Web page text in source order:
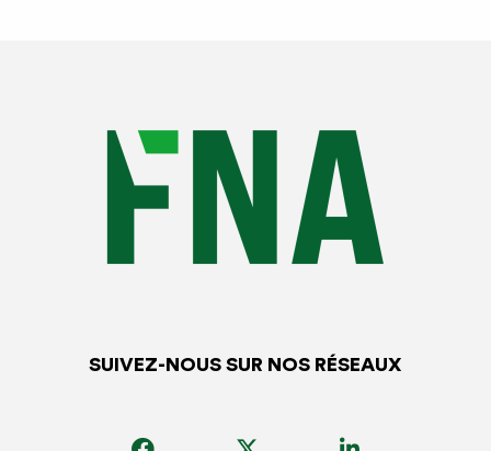
SUIVEZ-NOUS SUR NOS RÉSEAUX